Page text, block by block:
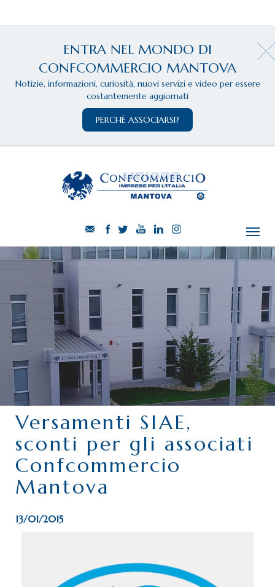
ENTRA NEL MONDO DI
CONFCOMMERCIO MANTOVA
Notizie, informazioni, curiosità, nuovi servizi e video per essere
costantemente aggiornati
PERCHÈ ASSOCIARSI?
CHI SIAMO
SERVIZI
CATEGORIE
DELEGAZIONI
ATTIVITÀ STORICHE
PERIODICO
PERCHÉ ASSOCIARSI?
DOVE SIAMO
CONTATTI
Versamenti SIAE,
sconti per gli associati
Confcommercio
Mantova
13/01/2015